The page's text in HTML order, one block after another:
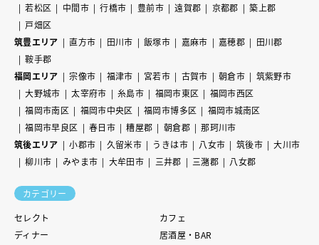
若松区
中間市 行橋市 豊前市 遠賀郡 京都郡
築上郡
戸畑区
筑豊エリア
直方市 田川市 飯塚市 嘉麻市 嘉穂郡
田川郡
鞍手郡
福岡エリア
宗像市 福津市 宮若市 古賀市 朝倉市
筑紫野市
大野城市
太宰府市 糸島市 福岡市東区
福岡市西区
福岡市南区
福岡市中央区 福岡市博多区
福岡市城南区
福岡市早良区
春日市 糟屋郡 朝倉郡
那珂川市
筑後エリア
小郡市 久留米市 うきは市 八女市 筑後市
大川市
柳川市
みやま市 大牟田市 三井郡 三潴郡 八女郡
カテゴリー
セレクト
カフェ
ディナー
居酒屋・BAR